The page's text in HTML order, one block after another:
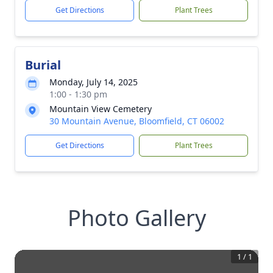
Get Directions Plant Trees
Burial
Monday, July 14, 2025
1:00 - 1:30 pm
Mountain View Cemetery
30 Mountain Avenue, Bloomfield, CT 06002
Get Directions Plant Trees
Photo Gallery
1 / 1